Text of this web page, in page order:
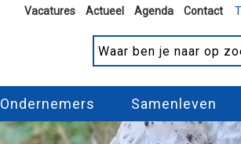
Vacatures Actueel Agenda Contact
Ondernemers Samenleven